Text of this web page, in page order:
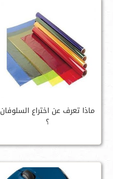
ماذا تعرف عن اختراع السلوفان
؟